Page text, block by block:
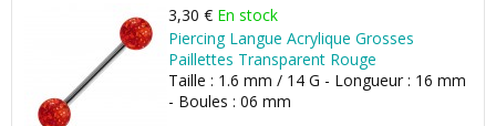
3,30 € En stock
Piercing Langue Acrylique Grosses
Paillettes Transparent Rouge
Taille : 1.6 mm / 14 G - Longueur : 16 mm
- Boules : 06 mm